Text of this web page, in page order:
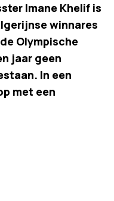
Imane Khelif is
winnares
Olympische
jaar geen
In een
met een